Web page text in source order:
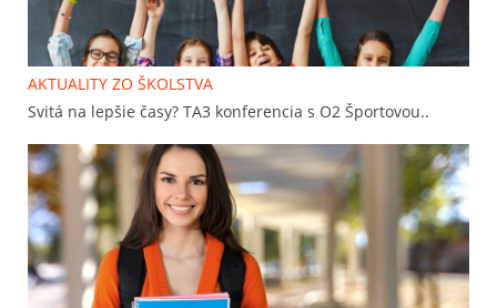
AKTUALITY ZO ŠKOLSTVA
Svitá na lepšie časy? TA3 konferencia s O2 Športovou..